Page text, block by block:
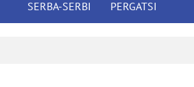
SERBA-SERBI PERGATSI